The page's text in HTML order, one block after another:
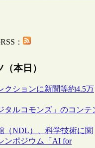
：
本日）
クションに新聞等約4.5万
タルコモンズ」のコンテ
（NDL）、科学技術に関
ンポジウム「AI for